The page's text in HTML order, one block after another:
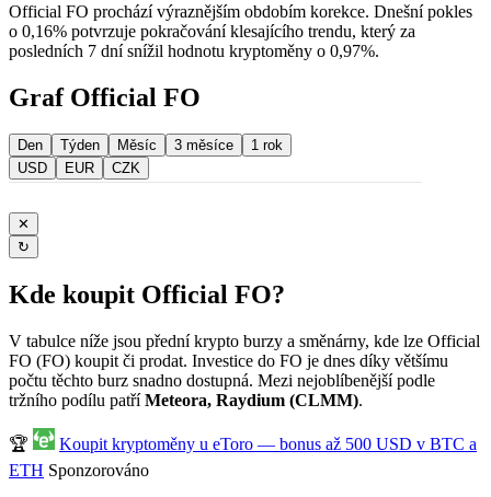
Official FO prochází výraznějším obdobím korekce. Dnešní pokles
o 0,16% potvrzuje pokračování klesajícího trendu, který za
posledních 7 dní snížil hodnotu kryptoměny o 0,97%.
Graf Official FO
Den Týden Měsíc 3 měsíce
1 rok
USD
EUR CZK
✕
↻
Kde koupit Official FO?
V tabulce níže jsou přední krypto burzy a směnárny, kde lze Official
FO (FO) koupit či prodat. Investice do FO je dnes díky většímu
počtu těchto burz snadno dostupná. Mezi nejoblíbenější podle
tržního podílu patříMeteora, Raydium (CLMM).
🏆
Koupit kryptoměny u eToro — bonus až 500 USD v BTC a
ETH Sponzorováno